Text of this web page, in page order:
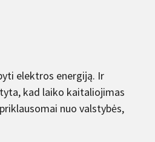
elektros energiją. Ir
kad laiko kaitaliojimas
nuo valstybės,